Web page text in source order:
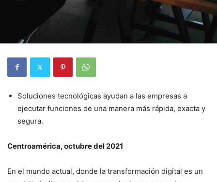
Soluciones tecnológicas ayudan a las empresas a
ejecutar funciones de una manera más rápida, exacta y
segura.
Centroamérica, octubre del 2021
En el mundo actual, donde la transformación digital es un